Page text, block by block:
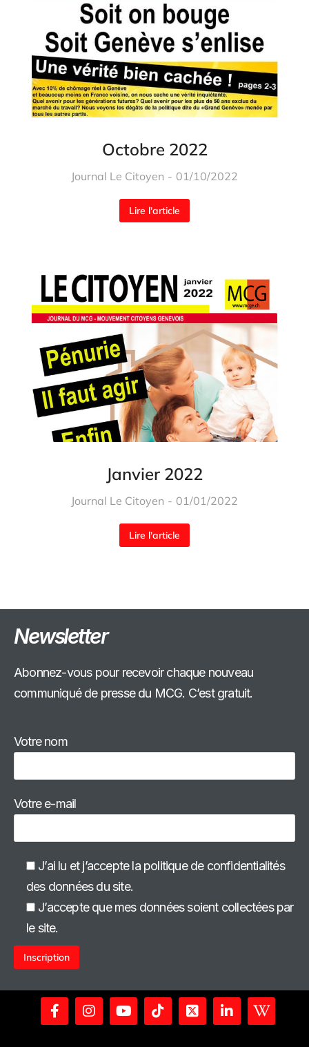
Octobre 2022
Journal Le Citoyen 01/10/2022
Lire l'article
Janvier 2022
Journal Le Citoyen 01/01/2022
Lire l'article
Newsletter
Abonnez-vous pour recevoir chaque nouveau
communiqué de presse du MCG. C’est gratuit.
Votre nom
Votre e-mail
J’ai lu et j’accepte la politique de confidentialités
des données du site.
J’accepte que mes données soient collectées par
le site.